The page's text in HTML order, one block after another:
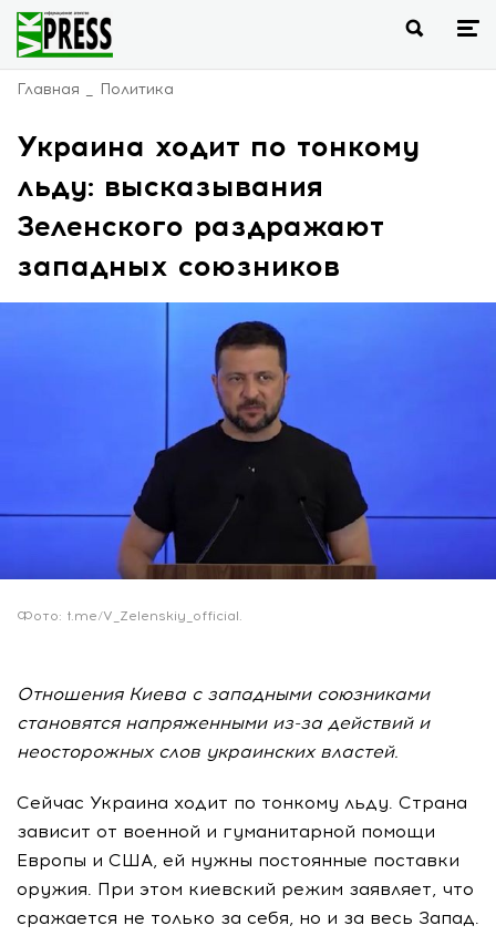
Главная Политика
Украина ходит по тонкому
льду: высказывания
Зеленского раздражают
западных союзников
Фото: t.me/V_Zelenskiy_official.
Отношения Киева с западными союзниками
становятся напряженными из-за действий и
неосторожных слов украинских властей.
Сейчас Украина ходит по тонкому льду. Страна
зависит от военной и гуманитарной помощи
Европы и США, ей нужны постоянные поставки
оружия. При этом киевский режим заявляет, что
сражается не только за себя, но и за весь Запад.